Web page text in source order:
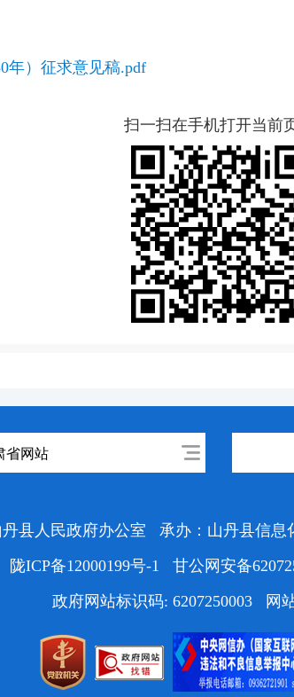
年）征求意见稿.pdf
扫一扫在手机打开当前
省网站
县人民政府办公室 承办：山丹县信息
陇ICP备12000199号-1
甘公网安备
政府网站标识码: 6207250003
网